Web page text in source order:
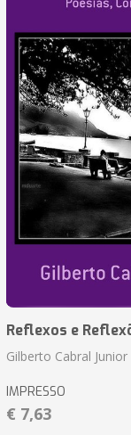
Reflexos e
Gilberto Cabral Junior
IMPRESSO
€ 7,63